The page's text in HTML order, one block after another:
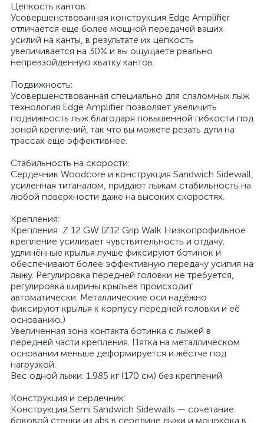
Цепкость кантов:
Усовершенствованная конструкция Edge Amplifier
отличается еще более мощной передачей ваших
усилий на канты, в результате их цепкость
увеличивается на 30% и вы ощущаете реально
непревзойденную хватку кантов.
Подвижность:
Усовершенствованная специально для слаломных лыж
технология Edge Amplifier позволяет увеличить
подвижность лыж благодаря повышенной гибкости под
зоной креплений, так что вы можете резать дуги на
трассах еще эффективнее.
Стабильность на скорости:
Сердечник Woodcore и конструкция Sandwich Sidewall,
усиленная титаналом, придают лыжам стабильность на
любой поверхности даже на высоких скоростях.
Крепления:
Крепления Z 12 GW (Z12 Grip Walk Низкопрофильное
крепление усиливает чувствительность и отдачу,
удлинённые крылья лучше фиксируют ботинок и
обеспечивают более эффективную передачу усилия на
лыжу. Регулировка передней головки не требуется,
регулировка ширины крыльев происходит
автоматически. Металлические оси надёжно
фиксируют крылья к корпусу передней головки и её
основанию.)
Увеличенная зона контакта ботинка с лыжей в
передней части крепления. Пятка на металлическом
основании меньше деформируется и жёстче под
нагрузкой.
Вес одной лыжи: 1.985 кг (170 см) без креплений
Конструкция и сердечник:
Конструкция Semi Sandwich Sidewalls — сочетание
боковой стенки из abs в середине лыжи и монокока в